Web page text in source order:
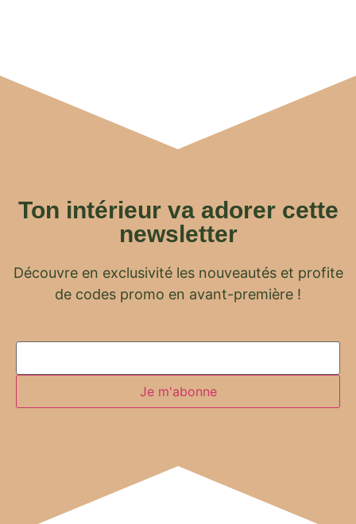
Ton intérieur va adorer cette
newsletter
Découvre en exclusivité les nouveautés et profite
de codes promo en avant-première !